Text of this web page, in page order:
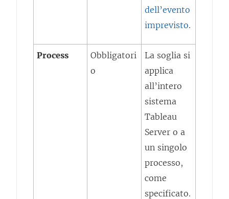
dell’evento
imprevisto.
Process
Obbligatori
o
La soglia si
applica
all’intero
sistema
Tableau
Server o a
un singolo
processo,
come
specificato.